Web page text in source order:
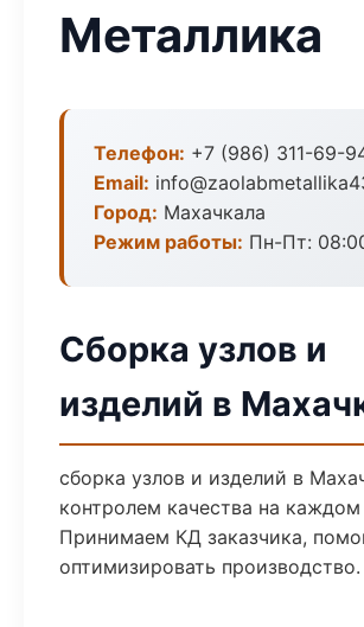
Металлика
Телефон: +7 (986) 311-69-
Email:
Город: Махачкала
Режим работы: Пн-Пт:
Сборка узлов и
изделий в
сборка узлов и изделий в
контролем качества на каждом
Принимаем КД заказчика,
оптимизировать производство.